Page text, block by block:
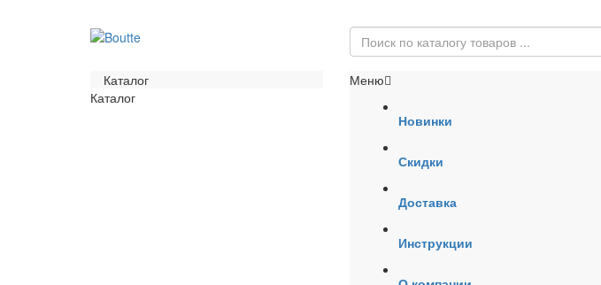
Каталог
Каталог
Меню
Новинки
Скидки
Доставка
Инструкции